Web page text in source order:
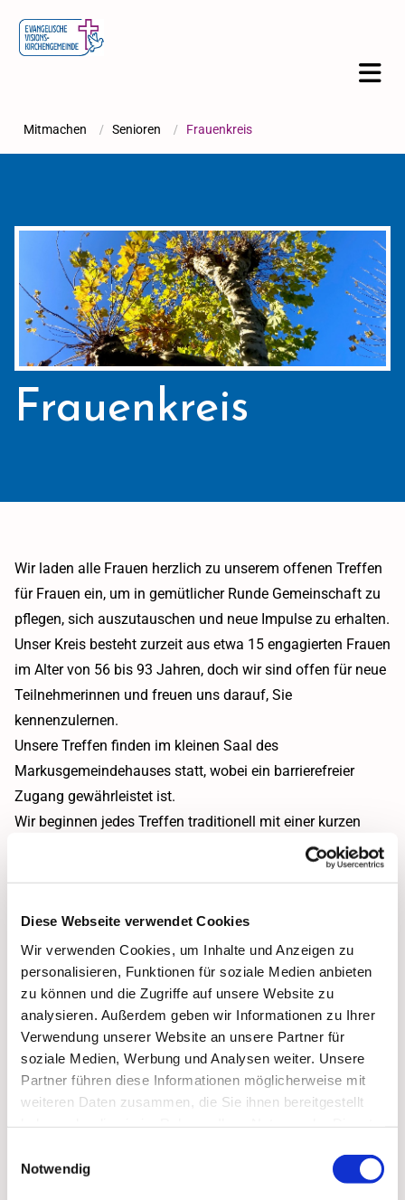
Diese Webseite verwendet Cookies
Wir verwenden Cookies, um Inhalte und Anzeigen zu
personalisieren, Funktionen für soziale Medien anbieten
zu können und die Zugriffe auf unsere Website zu
analysieren. Außerdem geben wir Informationen zu Ihrer
Verwendung unserer Website an unsere Partner für
soziale Medien, Werbung und Analysen weiter. Unsere
Partner führen diese Informationen möglicherweise mit
weiteren Daten zusammen, die Sie ihnen bereitgestellt
Notwendig
Mitmachen / Senioren / Frauenkreis
Frauenkreis
Wir laden alle Frauen herzlich zu unserem offenen Treffen
für Frauen ein, um in gemütlicher Runde Gemeinschaft zu
pflegen, sich auszutauschen und neue Impulse zu erhalten.
Unser Kreis besteht zurzeit aus etwa 15 engagierten Frauen
im Alter von 56 bis 93 Jahren, doch wir sind offen für neue
Teilnehmerinnen und freuen uns darauf, Sie
kennenzulernen.
Unsere Treffen finden im kleinen Saal des
Markusgemeindehauses statt, wobei ein barrierefreier
Zugang gewährleistet ist.
Wir beginnen jedes Treffen traditionell mit einer kurzen
Andacht, bevor wir uns Zeit für eine gemütliche
Kaffeerunde und freie Gespräche nehmen. Im Anschluss
aktuelles oder interessantes Thema, welches durch ein
kurzes Impuls-Referat eingeleitet wird. Kommen Sie gerne
vorbei!
Dienstags, alle zwei Wochen von 15:00 - 17:00 Uhr.
Kontakt:
Berthold Keunecke
Tel.: 05221 1435694